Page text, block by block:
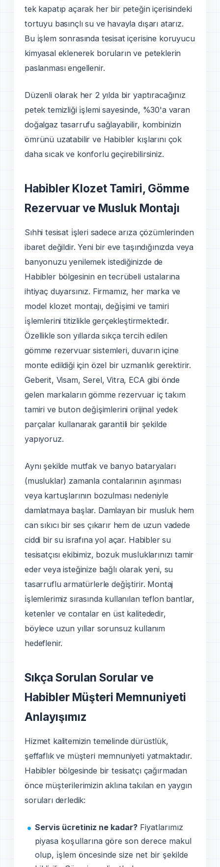
tek kapatıp açarak her bir peteğin içerisindeki
tortuyu basınçlı su ve havayla dışarı atarız.
Bu i̇şlem sonrasında tesisat içerisine koruyucu
kimyasal eklenerek boruların ve peteklerin
paslanması engellenir.
Düzenli olarak her 2 yılda bir yaptıracağınız
petek temizliği i̇şlemi sayesinde, %30'a varan
doğalgaz tasarrufu sağlayabilir, kombinizin
ömrünü uzatabilir ve Habibler kışlarını çok
daha sıcak ve konforlu geçirebilirsiniz.
Habibler Klozet Tamiri, Gömme
Rezervuar ve Musluk Montajı
Sıhhi tesisat i̇şleri sadece arıza çözümlerinden
ibaret değildir. Yeni bir eve taşındığınızda veya
banyonuzu yenilemek istediğinizde de
Habibler bölgesinin en tecrübeli ustalarına
ihtiyaç duyarsınız. Firmamız, her marka ve
model klozet montajı, deği̇şimi ve tamiri
i̇şlemlerini titizlikle gerçekleştirmektedir.
Özellikle son yıllarda sıkça tercih edilen
gömme rezervuar sistemleri, duvarın içine
monte edildiği için özel bir uzmanlık gerektirir.
Geberit, Visam, Serel, Vitra, ECA gibi önde
gelen markaların gömme rezervuar iç takım
tamiri ve buton deği̇şimlerini orijinal yedek
parçalar kullanarak garantili bir şekilde
yapıyoruz.
Aynı şekilde mutfak ve banyo bataryaları
(musluklar) zamanla contalarının aşınması
veya kartuşlarının bozulması nedeniyle
damlatmaya başlar. Damlayan bir musluk hem
can sıkıcı bir ses çıkarır hem de uzun vadede
ciddi bir su israfına yol açar. Habibler su
tesisatçısı ekibimiz, bozuk musluklarınızı tamir
eder veya isteğinize bağlı olarak yeni, su
tasarruflu armatürlerle deği̇ştirir. Montaj
i̇şlemlerimiz sırasında kullanılan teflon bantlar,
ketenler ve contalar en üst kalitededir,
böylece uzun yıllar sorunsuz kullanım
hedeflenir.
Sıkça Sorulan Sorular ve
Habibler Müşteri Memnuniyeti
Anlayışımız
Hizmet kalitemizin temelinde dürüstlük,
şeffaflık ve müşteri memnuniyeti yatmaktadır.
Habibler bölgesinde bir tesisatçı çağırmadan
önce müşterilerimizin aklına takılan en yaygın
soruları derledik:
Servis ücretiniz ne kadar? Fiyatlarımız
piyasa koşullarına göre son derece makul
olup, i̇şlem öncesinde size net bir şekilde